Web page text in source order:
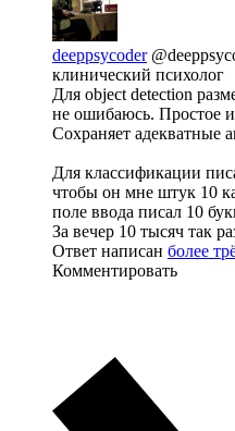
deeppsycoder
клинический психолог
Для object detection
не ошибаюсь. Простое
Сохраняет адекватные
Для классификации
чтобы он мне штук 10
поле ввода писал 10
За вечер 10 тысяч так
Ответ написан более
Комментировать